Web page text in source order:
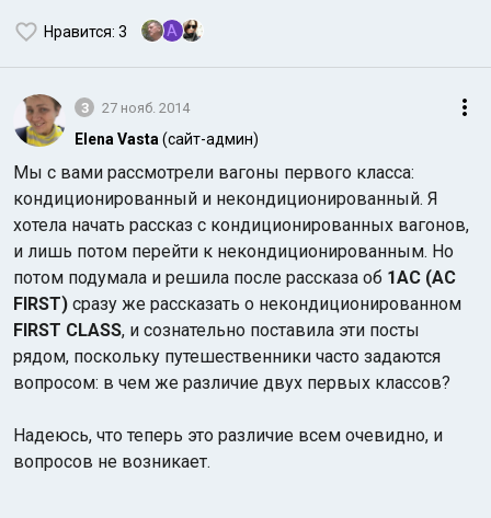
Нравится: 3 A
3 27 нояб. 2014
Elena Vasta (сайт-админ)
Мы с вами рассмотрели вагоны первого класса:
кондиционированный и некондиционированный. Я
хотела начать рассказ с кондиционированных вагонов,
и лишь потом перейти к некондиционированным. Но
потом подумала и решила после рассказа об 1АС (AC
FIRST) сразу же рассказать о некондиционированном
FIRST CLASS, и сознательно поставила эти посты
рядом, поскольку путешественники часто задаются
вопросом: в чем же различие двух первых классов?
Надеюсь, что теперь это различие всем очевидно, и
вопросов не возникает.